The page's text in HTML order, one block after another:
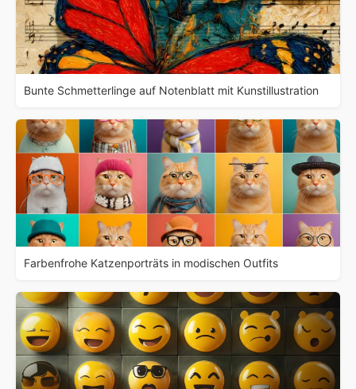
Bunte Schmetterlinge auf Notenblatt mit Kunstillustration
Farbenfrohe Katzenporträts in modischen Outfits